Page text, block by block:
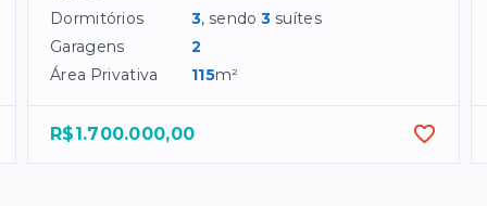
Dormitórios 3, sendo3 suítes
Garagens
2
Área Privativa
115m²
R$1.700.000,00